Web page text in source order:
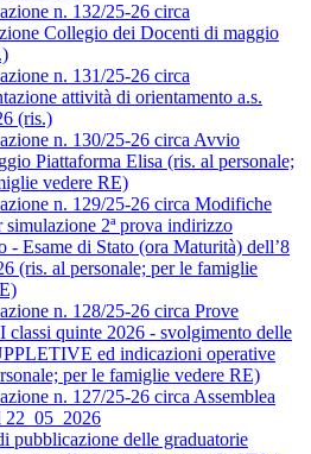
n. 132/25-26 circa
Collegio dei Docenti di maggio
n. 131/25-26 circa
attività di orientamento a.s.
(ris.)
n. 130/25-26 circa Avvio
Piattaforma Elisa (ris. al personale;
vedere RE)
n. 129/25-26 circa Modifiche
simulazione 2ª prova indirizzo
- Esame di Stato (ora Maturità) dell’8
(ris. al personale; per le famiglie
n. 128/25-26 circa Prove
quinte 2026 - svolgimento delle
ed indicazioni operative
per le famiglie vedere RE)
n. 127/25-26 circa Assemblea
pubblicazione delle graduatorie